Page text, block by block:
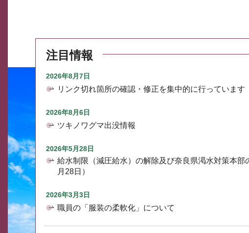
注目情報
2026年8月7日
リンク切れ箇所の確認・修正を集中的に行っています
2026年8月6日
ツキノワグマ出没情報
2026年5月28日
給水制限（減圧給水）の解除及び奈良県渇水対策本部
月28日）
2026年3月3日
職員の「服装の柔軟化」について